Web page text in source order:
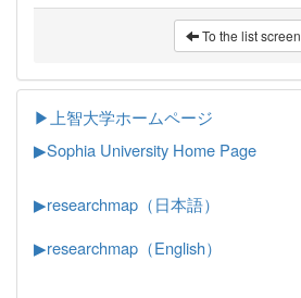
To the list screen
▶上智大学ホームページ
▶Sophia University Home Page
▶researchmap（日本語）
▶researchmap（English）